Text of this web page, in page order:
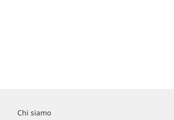
Chi siamo